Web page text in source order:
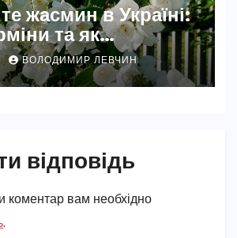
жасмин в Україні:
та як
рясне цвітіння
ВОЛОДИМИР ЛЕВЧИН
відповідь
коментар вам необхідно
.